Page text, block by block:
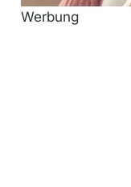
Werbung